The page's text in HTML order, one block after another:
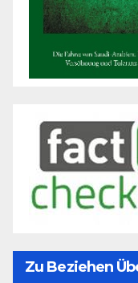
Zu Beziehen